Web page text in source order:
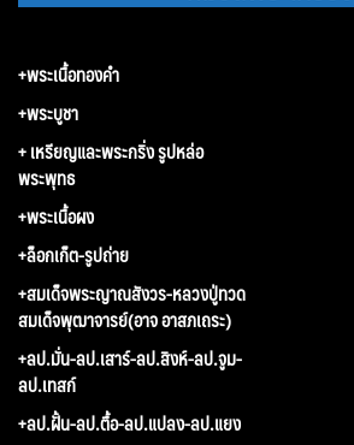
+พระเนื้อทองคำ
+พระบูชา
+ เหรียญและพระกริ่ง รูปหล่อ
พระพุทธ
+พระเนื้อผง
+ล็อกเก็ต-รูปถ่าย
+สมเด็จพระญาณสังวร-หลวงปู่ทวด
สมเด็จพุฒาจารย์(อาจ อาสภเถระ)
+ลป.มั่น-ลป.เสาร์-ลป.สิงห์-ลป.จูม-
ลป.เทสก์
+ลป.ฝั้น-ลป.ตื้อ-ลป.แปลง-ลป.แยง